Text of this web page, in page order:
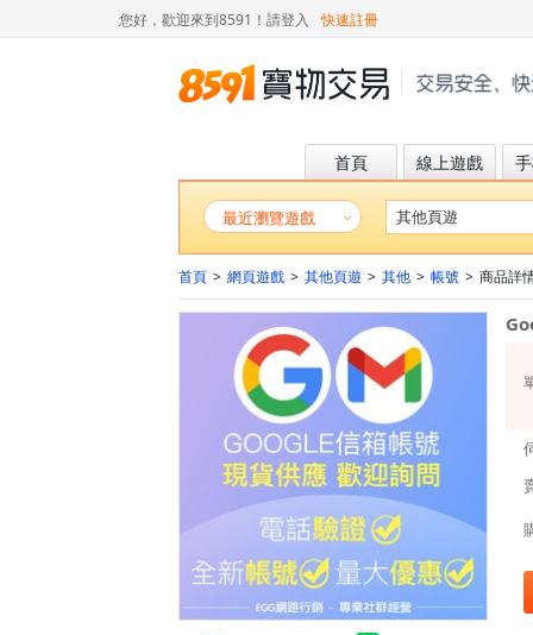
您好，歡迎來到8591！ 請登入 快速註冊
首頁 線上遊戲
最近瀏覽遊戲
首頁 > 網頁遊戲 > 其他頁遊 > 其他 > 帳號 > 商品詳